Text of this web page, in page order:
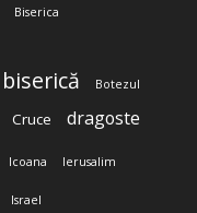
Biserica
biserică Botezul
Cruce dragoste
Icoana Ierusalim
Israel